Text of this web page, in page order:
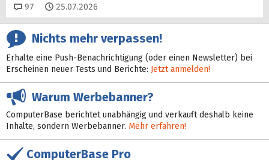
97 Kommentare
25.07.2026
Nichts mehr verpassen!
Erhalte eine Push-Benachrichtigung (oder einen Newsletter) bei
Erscheinen neuer Tests und Berichte: Jetzt anmelden!
Warum Werbebanner?
ComputerBase berichtet unabhängig und verkauft deshalb keine
Inhalte, sondern Werbebanner. Mehr erfahren!
ComputerBase Pro